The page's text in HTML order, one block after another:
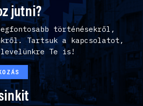
jutni?
történésekről,
Tartsuk a kapcsolatot,
Te is!